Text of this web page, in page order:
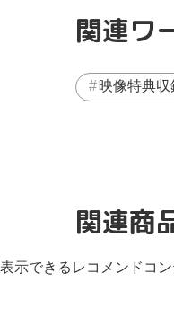
関連ワ
映像特典収
関連商
表示できるレコメンドコ